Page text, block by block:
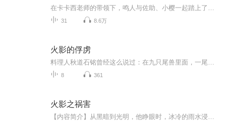
31 8.6万
火影的俘虏
8 361
火影之祸害